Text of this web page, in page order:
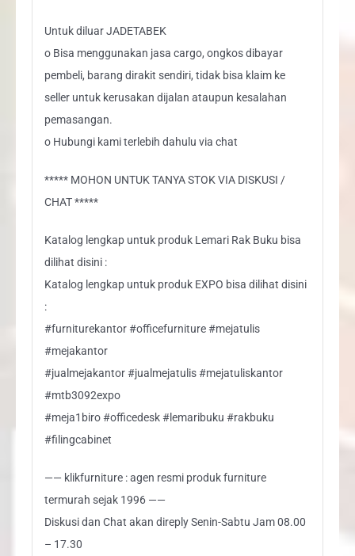
Untuk diluar JADETABEK
o Bisa menggunakan jasa cargo, ongkos dibayar
pembeli, barang dirakit sendiri, tidak bisa klaim ke
seller untuk kerusakan dijalan ataupun kesalahan
pemasangan.
o Hubungi kami terlebih dahulu via chat
***** MOHON UNTUK TANYA STOK VIA DISKUSI /
CHAT *****
Katalog lengkap untuk produk Lemari Rak Buku bisa
dilihat disini :
Katalog lengkap untuk produk EXPO bisa dilihat disini
:
#furniturekantor #officefurniture #mejatulis
#mejakantor
#jualmejakantor #jualmejatulis #mejatuliskantor
#mtb3092expo
#meja1biro #officedesk #lemaribuku #rakbuku
#filingcabinet
—— klikfurniture : agen resmi produk furniture
termurah sejak 1996 ——
Diskusi dan Chat akan direply Senin-Sabtu Jam 08.00
– 17.30